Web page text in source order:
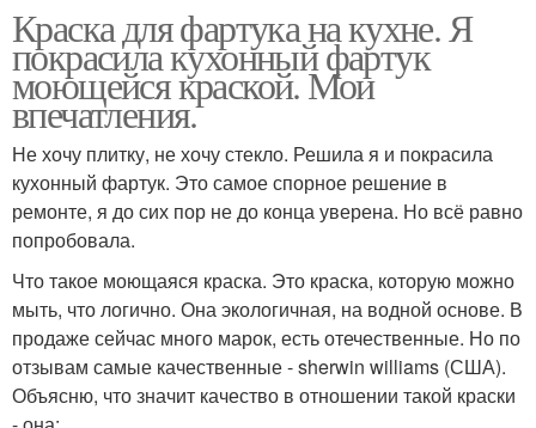
Краска для фартука на кухне. Я
покрасила кухонный фартук
моющейся краской. Мои
впечатления.
Не хочу плитку, не хочу стекло. Решила я и покрасила
кухонный фартук. Это самое спорное решение в
ремонте, я до сих пор не до конца уверена. Но всё равно
попробовала.
Что такое моющаяся краска. Это краска, которую можно
мыть, что логично. Она экологичная, на водной основе. В
продаже сейчас много марок, есть отечественные. Но по
отзывам самые качественные - sherwin williams (США).
Объясню, что значит качество в отношении такой краски